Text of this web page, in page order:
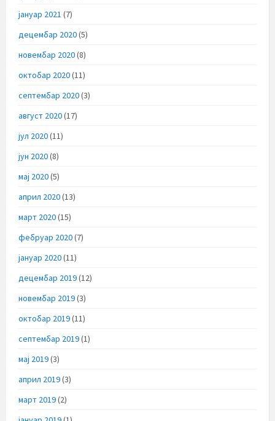
јануар 2021 (7)
децембар 2020(5)
новембар 2020(8)
октобар 2020(11)
септембар 2020(3)
август 2020(17)
јул 2020(11)
јун 2020(8)
мај 2020(5)
април 2020(13)
март 2020(15)
фебруар 2020(7)
јануар 2020(11)
децембар 2019(12)
новембар 2019(3)
октобар 2019(11)
септембар 2019(1)
мај 2019(3)
април 2019(3)
март 2019(2)